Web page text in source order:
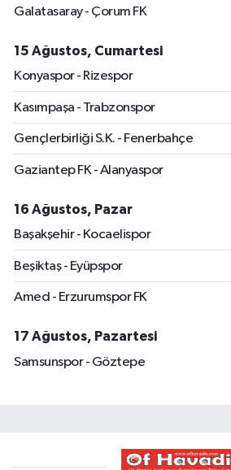
Galatasaray - Çorum FK
15 Ağustos, Cumartesi
Konyaspor - Rizespor
Kasımpaşa - Trabzonspor
Gençlerbirliği S.K. - Fenerbahçe
Gaziantep FK - Alanyaspor
16 Ağustos, Pazar
Başakşehir - Kocaelispor
Beşiktaş - Eyüpspor
Amed - Erzurumspor FK
17 Ağustos, Pazartesi
Samsunspor - Göztepe